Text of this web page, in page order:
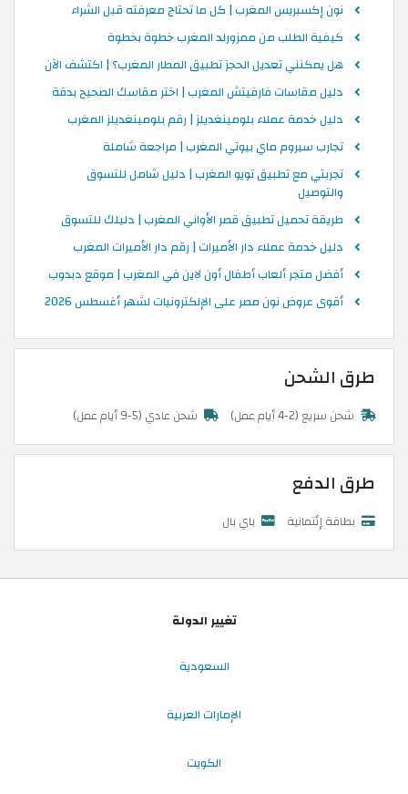
نون إكسبريس المغرب | كل ما تحتاج معرفته قبل الشراء
كيفية الطلب من ممزورلد المغرب خطوة بخطوة
هل يمكنني تعديل الحجز تطبيق المطار المغرب؟ | اكتشف الآن
دليل مقاسات فارفيتش المغرب | اختر مقاسك الصحيح بدقة
دليل خدمة عملاء بلومينغديلز | رقم بلومينغديلز المغرب
تجارب سيروم ماي بيوتي المغرب | مراجعة شاملة
تجربتي مع تطبيق تويو المغرب | دليل شامل للتسوق
والتوصيل
طريقة تحميل تطبيق قصر الأواني المغرب | دليلك للتسوق
دليل خدمة عملاء دار الأميرات | رقم دار الأميرات المغرب
أفضل متجر ألعاب أطفال أون لاين في المغرب | موقع دبدوب
أقوى عروض نون مصر على الإلكترونيات لشهر أغسطس 2026
طرق الشحن
شحن سريع (2-4 أيام عمل) شحن عادي (5-9 أيام عمل)
طرق الدفع
بطاقة إئتمانية باي بال
تغيير الدولة
السعودية
الإمارات العربية
الكويت